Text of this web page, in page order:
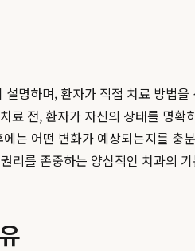
명하며, 환자가 직접 치료 방법
료 전, 환자가 자신의 상태를 명
어떤 변화가 예상되는지를
리를 존중하는 양심적인 치과의